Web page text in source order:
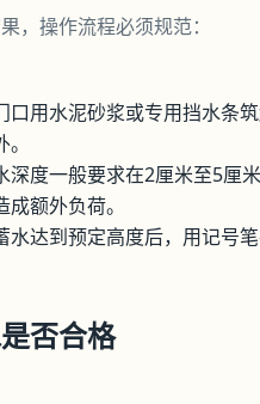
，操作流程必须规范：
口用水泥砂浆或专用挡水条
深度一般要求在2厘米至5厘
额外负荷。
水达到预定高度后，用记号
否合格